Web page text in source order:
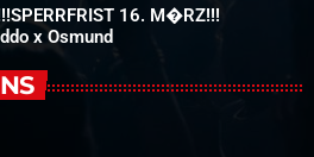
16. M�RZ!!!
x Osmund